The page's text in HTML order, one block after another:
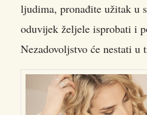
ljudima, pronađite užitak u
oduvijek željele isprobati i
Nezadovoljstvo će nestati u